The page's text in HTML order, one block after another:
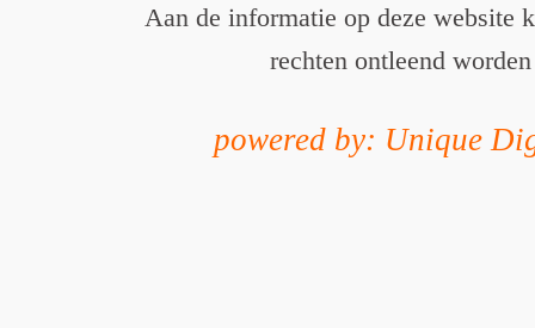
Aan de informatie op deze website
rechten ontleend worden
powered by: Unique